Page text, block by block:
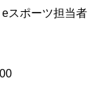
スポーツ担当者